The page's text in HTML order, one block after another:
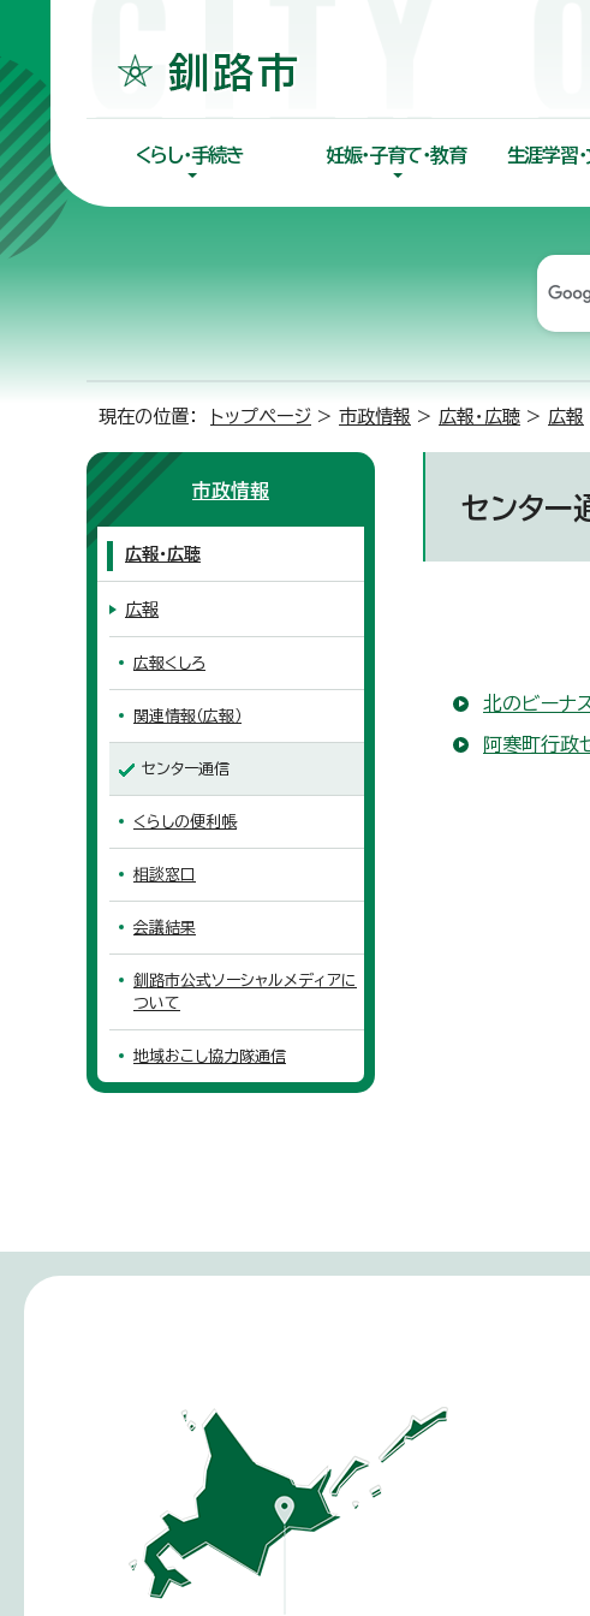
くらし・手続き 妊娠・子育て・教育 生涯学習
現在の位置： トップページ > 市政情報 > 広報・広聴 > 広報
センター
北のビーナ
阿寒町行政
市政情報
広報・広聴
広報
広報くしろ
関連情報（広報）
センター通信
くらしの便利帳
相談窓口
会議結果
釧路市公式ソーシャルメディアに
ついて
地域おこし協力隊通信